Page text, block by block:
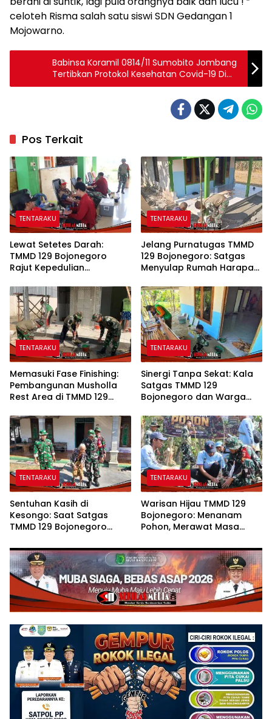
celoteh Risma salah satu siswi SDN Gedangan 1
Mojowarno.
Babinsa Koramil 0814/11 Sumobito Jombang
Tertibkan Protokol Kesehatan Covid-19 Di
SPBU Di Wilayah Binaannya
Pos Terkait
TENTARAKU
Lewat Setetes Darah:
TMMD 129 Bojonegoro
Rajut Kepedulian
Kesongo
TENTARAKU
Jelang Purnatugas TMMD
129 Bojonegoro: Satgas
Menyulap Rumah Harapan
Hunian Layak dan Nyaman
TENTARAKU
Memasuki Fase Finishing:
Pembangunan Musholla
Rest Area di TMMD 129
Keramik dan Pengecatan
Teras
TENTARAKU
Sinergi Tanpa Sekat: Kala
Satgas TMMD 129
Bojonegoro dan Warga
Merajut Asa Ibu Jasmiati
TENTARAKU
Sentuhan Kasih di
Kesongo: Saat Satgas
TMMD 129 Bojonegoro
Menatap Rumah Baru Anak
Tercinta
TENTARAKU
Warisan Hijau TMMD 129
Bojonegoro: Menanam
Pohon, Merawat Masa